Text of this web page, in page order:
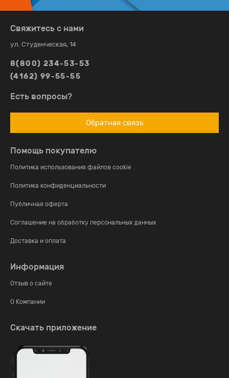
Помощь покупателю
Политика использования файлов cookie
Политика конфиденциальности
Публичная оферта
Соглашение на обработку персональных данных
Доставка и оплата
Информация
Отзыв о сайте
О Компании
Свяжитесь с нами
ул. Студенческая, 14
8(800) 234-53-53
(4162) 99-55-55
Есть вопросы?
Обратная связь
Скачать приложение